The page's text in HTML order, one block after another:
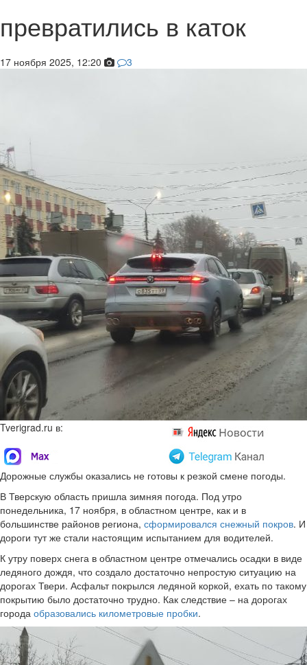
превратились в каток
17 ноября 2025, 12:20 3
Tverigrad.ru в:
Дорожные службы оказались не готовы к резкой смене погоды.
В Тверскую область пришла зимняя погода. Под утро
понедельника, 17 ноября, в областном центре, как и в
большинстве районов региона, сформировался снежный покров. И
дороги тут же стали настоящим испытанием для водителей.
К утру поверх снега в областном центре отмечались осадки в виде
ледяного дождя, что создало достаточно непростую ситуацию на
дорогах Твери. Асфальт покрылся ледяной коркой, ехать по такому
покрытию было достаточно трудно. Как следствие – на дорогах
города образовались километровые пробки.